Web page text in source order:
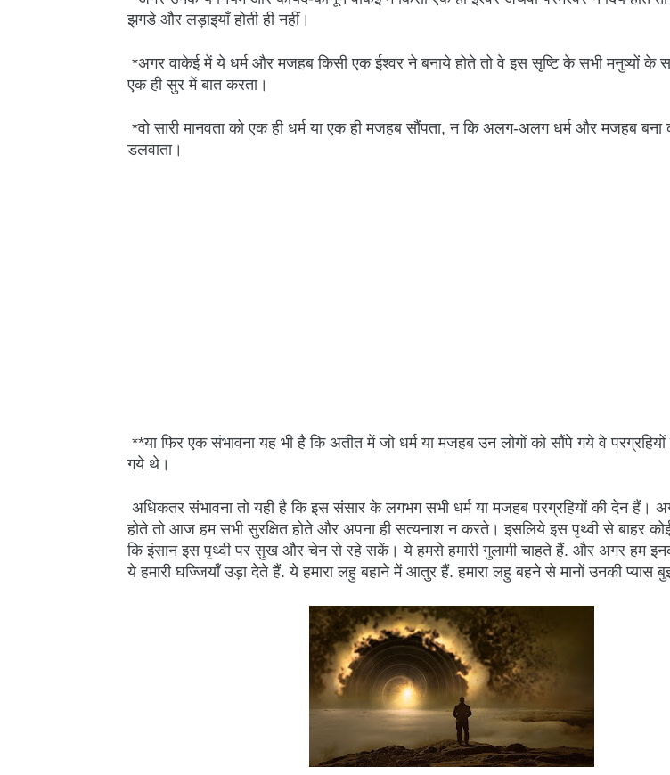
झगडे और लड़ाइयाँ होती ही नहीं।
*अगर वाकेई में ये धर्म और मजहब किसी एक ईश्वर ने बनाये होते तो वे इस सृष्टि के सभी मनुष्यों
एक ही सुर में बात करता।
*वो सारी मानवता को एक ही धर्म या एक ही मजहब सौंपता, न कि अलग-अलग धर्म और मजहब
डलवाता।
**या फिर एक संभावना यह भी है कि अतीत में जो धर्म या मजहब उन लोगों को सौंपे गये वे परग्रहियों
गये थे।
अधिकतर संभावना तो यही है कि इस संसार के लगभग सभी धर्म या मजहब परग्रहियों की देन हैं।
होते तो आज हम सभी सुरक्षित होते और अपना ही सत्यनाश न करते। इसलिये इस पृथ्वी से बाहर
कि इंसान इस पृथ्वी पर सुख और चेन से रहे सकें। ये हमसे हमारी गुलामी चाहते हैं. और अगर हम
ये हमारी घज्जियाँ उड़ा देते हैं. ये हमारा लहु बहाने में आतुर हैं. हमारा लहु बहने से मानों उनकी प्यास